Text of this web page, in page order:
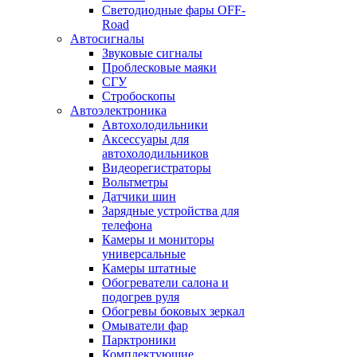
Светодиодные фары OFF-
Road
Автосигналы
Звуковые сигналы
Проблесковые маяки
СГУ
Стробоскопы
Автоэлектроника
Автохолодильники
Аксессуары для
автохолодильников
Видеорегистраторы
Вольтметры
Датчики шин
Зарядные устройства для
телефона
Камеры и мониторы
универсальные
Камеры штатные
Обогреватели салона и
подогрев руля
Обогревы боковых зеркал
Омыватели фар
Парктроники
Комплектующие